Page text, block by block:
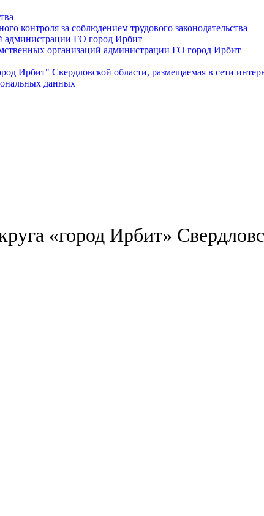
контроля за соблюдением трудового законодательства
администрации ГО город Ирбит
организаций администрации ГО город Ирбит
Ирбит" Свердловской области, размещаемая в сети
данных
«город Ирбит»